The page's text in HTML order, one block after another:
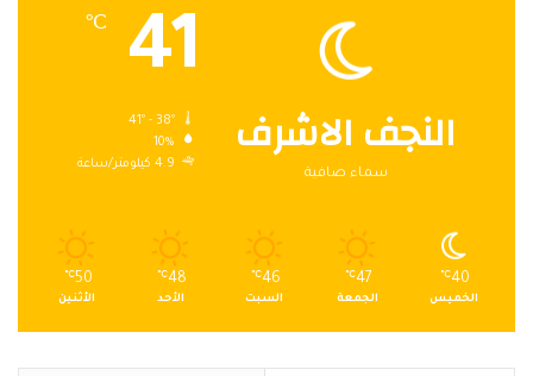
النجف الاشرف
سماء صافية
41
℃
10%
4.9 كيلومتر/ساعة
40
℃
الخميس
47
℃
الجمعة
46
℃
السبت
48
℃
الأحد
50
℃
الأثنين